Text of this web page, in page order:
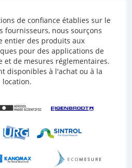
de confiance établies sur le
fournisseurs, nous sourçons
entier des produits aux
pour des applications de
et de mesures réglementaires.
disponibles à l'achat ou à la
location.